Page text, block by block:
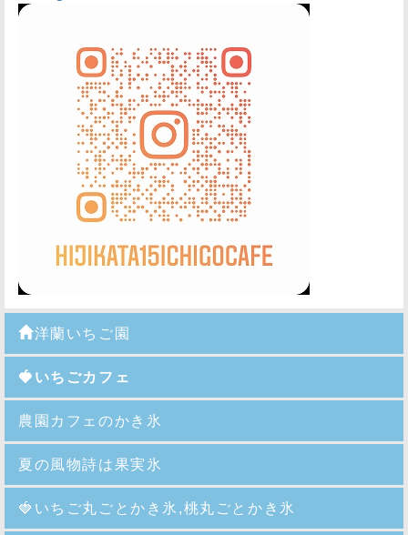
洋蘭いちご園
🍓いちごカフェ
農園カフェのかき氷
夏の風物詩は果実氷
🍓 いちご丸ごとかき氷,桃丸ごとかき氷